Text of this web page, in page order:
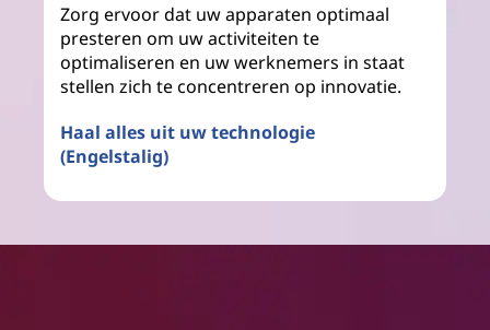
Zorg ervoor dat uw apparaten optimaal
presteren om uw activiteiten te
optimaliseren en uw werknemers in staat
stellen zich te concentreren op innovatie.
Haal alles uit uw technologie
(Engelstalig)